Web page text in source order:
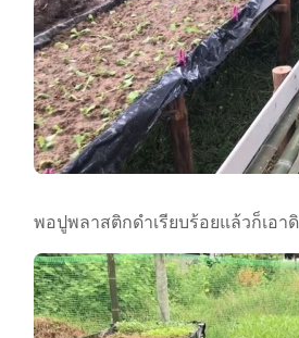
พอปูพลาสติกดำเรียบร้อยแล้วก็เอา